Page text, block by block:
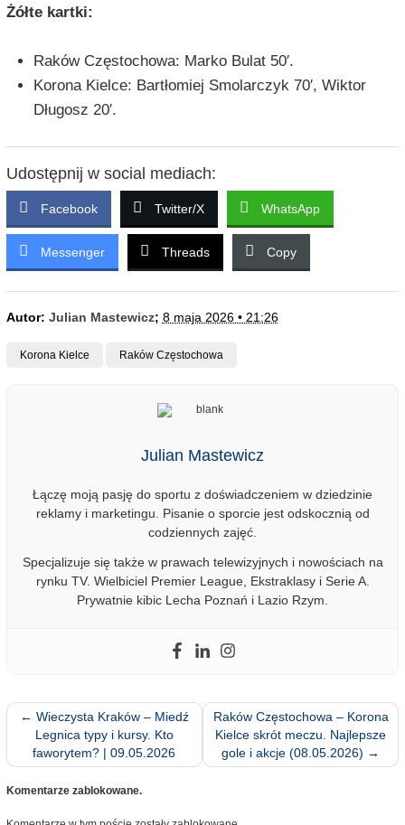
Żółte kartki:
Raków Częstochowa: Marko Bulat 50′.
Korona Kielce: Bartłomiej Smolarczyk 70′, Wiktor
Długosz 20′.
Udostępnij w social mediach:
Facebook Twitter/X WhatsApp
Messenger Threads Copy
Autor: Julian Mastewicz; 8 maja 2026 • 21:26
Korona Kielce Raków Częstochowa
Julian Mastewicz
Łączę moją pasję do sportu z doświadczeniem w dziedzinie
reklamy i marketingu. Pisanie o sporcie jest odskocznią od
codziennych zajęć.
Specjalizuje się także w prawach telewizyjnych i nowościach na
rynku TV. Wielbiciel Premier League, Ekstraklasy i Serie A.
Prywatnie kibic Lecha Poznań i Lazio Rzym.
← Wieczysta Kraków – Miedź
Legnica typy i kursy. Kto
faworytem? | 09.05.2026
Raków Częstochowa – Korona
Kielce skrót meczu. Najlepsze
gole i akcje (08.05.2026) →
Komentarze zablokowane.